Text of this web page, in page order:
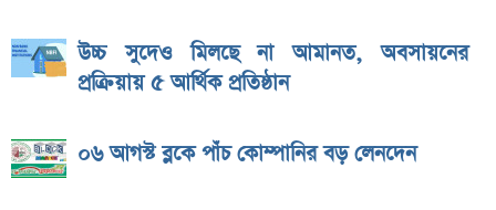
উচ্চ সুদেও মিলছে না আমানত, অবসায়নের
প্রক্রিয়ায় ৫ আর্থিক প্রতিষ্ঠান
০৬ আগস্ট ব্লকে পাঁচ কোম্পানির বড় লেনদেন